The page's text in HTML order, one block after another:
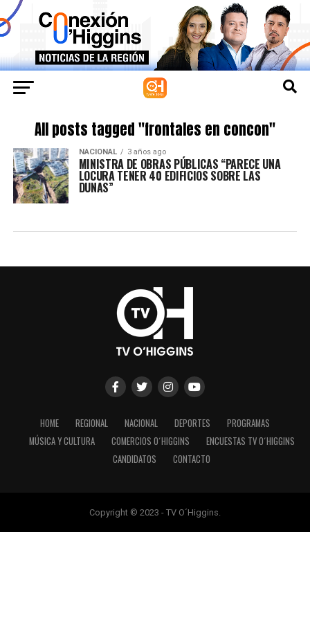
All posts tagged "frontales en concon"
NACIONAL 3 años ago
MINISTRA DE OBRAS PÚBLICAS “PARECE UNA
LOCURA TENER 40 EDIFICIOS SOBRE LAS
DUNAS”
HOME REGIONAL NACIONAL DEPORTES
PROGRAMAS
MÚSICA Y CULTURA
COMERCIOS O´HIGGINS
ENCUESTAS TV O´HIGGINS
CANDIDATOS
CONTACTO
Copyright © 2023 - TV O´Higgins.